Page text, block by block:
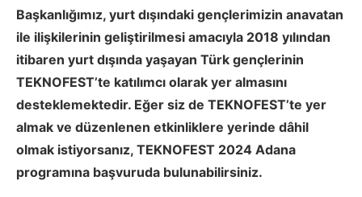
Başkanlığımız, yurt dışındaki gençlerimizin anavatan
ile ilişkilerinin geliştirilmesi amacıyla 2018 yılından
itibaren yurt dışında yaşayan Türk gençlerinin
TEKNOFEST’te katılımcı olarak yer almasını
desteklemektedir. Eğer siz de TEKNOFEST’te yer
almak ve düzenlenen etkinliklere yerinde dâhil
olmak istiyorsanız, TEKNOFEST 2024 Adana
programına başvuruda bulunabilirsiniz.